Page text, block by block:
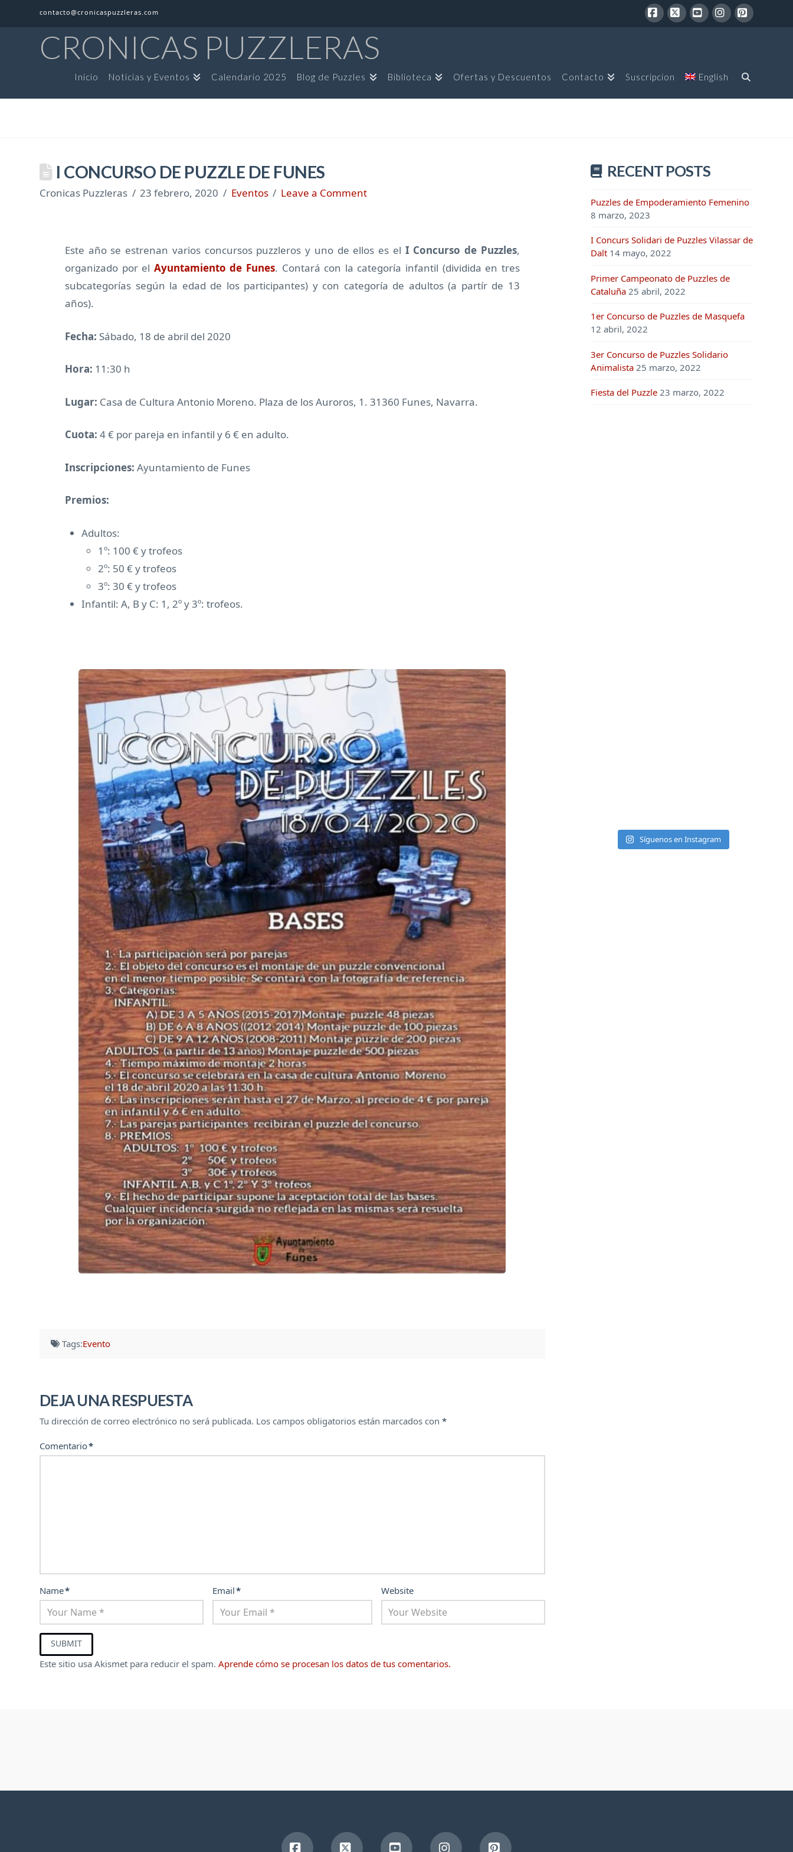
contacto@cronicaspuzzleras.com
CRONICAS PUZZLERAS
Inicio Noticias y Eventos Calendario 2025 Blog de Puzzles Biblioteca Ofertas y Descuentos Contacto Suscripcion English
I CONCURSO DE PUZZLE DE FUNES
Cronicas Puzzleras 23 febrero, 2020 Eventos Leave a Comment
Este año se estrenan varios concursos puzzleros y uno de ellos es el I Concurso de Puzzles,
organizado por el Ayuntamiento de Funes. Contará con la categoría infantil (dividida en tres
subcategorías según la edad de los participantes) y con categoría de adultos (a partír de 13
años).
Fecha: Sábado, 18 de abril del 2020
Hora: 11:30 h
Lugar: Casa de Cultura Antonio Moreno. Plaza de los Auroros, 1. 31360 Funes, Navarra.
Cuota: 4 € por pareja en infantil y 6 € en adulto.
Inscripciones: Ayuntamiento de Funes
Premios:
Adultos:
1º: 100 € y trofeos
2º: 50 € y trofeos
3º: 30 € y trofeos
Infantil: A, B y C: 1, 2º y 3º: trofeos.
Tags:Evento
DEJA UNA RESPUESTA
Tu dirección de correo electrónico no será publicada. Los campos obligatorios están marcados con*
Comentario*
Name* Email* Website
Este sitio usa Akismet para reducir el spam.Aprende cómo se procesan los datos de tus comentarios.
RECENT POSTS
Puzzles de Empoderamiento Femenino
8 marzo, 2023
I Concurs Solidari de Puzzles Vilassar de
Dalt 14 mayo, 2022
Primer Campeonato de Puzzles de
Cataluña 25 abril, 2022
1er Concurso de Puzzles de Masquefa
12 abril, 2022
3er Concurso de Puzzles Solidario
Animalista 25 marzo, 2022
Fiesta del Puzzle 23 marzo, 2022
Síguenos en Instagram